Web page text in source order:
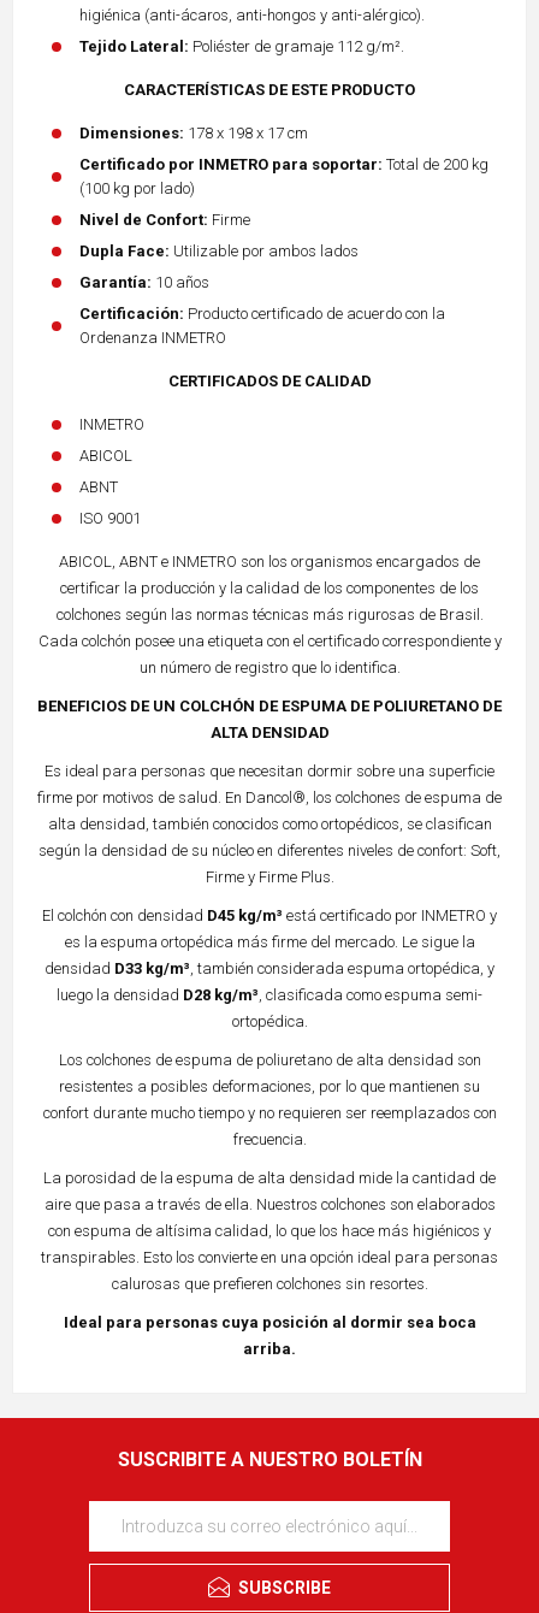
higiénica (anti-ácaros, anti-hongos y anti-alérgico).
Tejido Lateral: Poliéster de gramaje 112 g/m².
CARACTERÍSTICAS DE ESTE PRODUCTO
Dimensiones: 178 x 198 x 17 cm
Certificado por INMETRO para soportar: Total de 200 kg
(100 kg por lado)
Nivel de Confort: Firme
Dupla Face: Utilizable por ambos lados
Garantía: 10 años
Certificación: Producto certificado de acuerdo con la
Ordenanza INMETRO
CERTIFICADOS DE CALIDAD
INMETRO
ABICOL
ABNT
ISO 9001
ABICOL, ABNT e INMETRO son los organismos encargados de
certificar la producción y la calidad de los componentes de los
colchones según las normas técnicas más rigurosas de Brasil.
Cada colchón posee una etiqueta con el certificado correspondiente y
un número de registro que lo identifica.
BENEFICIOS DE UN COLCHÓN DE ESPUMA DE POLIURETANO DE
ALTA DENSIDAD
Es ideal para personas que necesitan dormir sobre una superficie
firme por motivos de salud. En Dancol®, los colchones de espuma de
alta densidad, también conocidos como ortopédicos, se clasifican
según la densidad de su núcleo en diferentes niveles de confort: Soft,
Firme y Firme Plus.
El colchón con densidad D45 kg/m³ está certificado por INMETRO y
es la espuma ortopédica más firme del mercado. Le sigue la
densidad D33 kg/m³ , también considerada espuma ortopédica, y
luego la densidad D28 kg/m³ , clasificada como espuma semi-
ortopédica.
Los colchones de espuma de poliuretano de alta densidad son
resistentes a posibles deformaciones, por lo que mantienen su
confort durante mucho tiempo y no requieren ser reemplazados con
frecuencia.
La porosidad de la espuma de alta densidad mide la cantidad de
aire que pasa a través de ella. Nuestros colchones son elaborados
con espuma de altísima calidad, lo que los hace más higiénicos y
transpirables. Esto los convierte en una opción ideal para personas
calurosas que prefieren colchones sin resortes.
Ideal para personas cuya posición al dormir sea boca
arriba.
SUSCRIBITE A NUESTRO BOLETÍN
SUBSCRIBE